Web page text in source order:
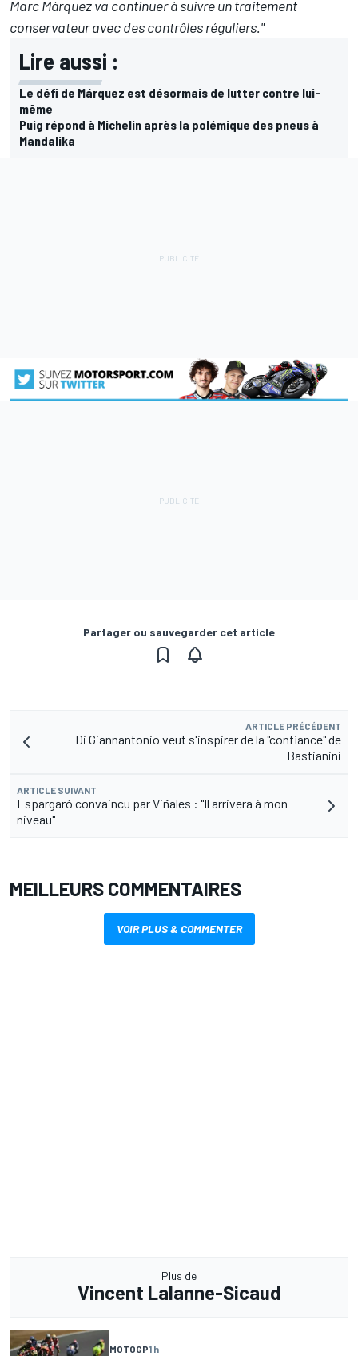
Marc Márquez va continuer à suivre un traitement
conservateur avec des contrôles réguliers."
Lire aussi :
Le défi de Márquez est désormais de lutter contre lui-
même
Puig répond à Michelin après la polémique des pneus à
Mandalika
Partager ou sauvegarder cet article
ARTICLE PRÉCÉDENT
Di Giannantonio veut s'inspirer de la "confiance" de
Bastianini
ARTICLE SUIVANT
Espargaró convaincu par Viñales : "Il arrivera à mon
niveau"
MEILLEURS COMMENTAIRES
VOIR PLUS & COMMENTER
Plus de
Vincent Lalanne-Sicaud
MOTOGP1 h